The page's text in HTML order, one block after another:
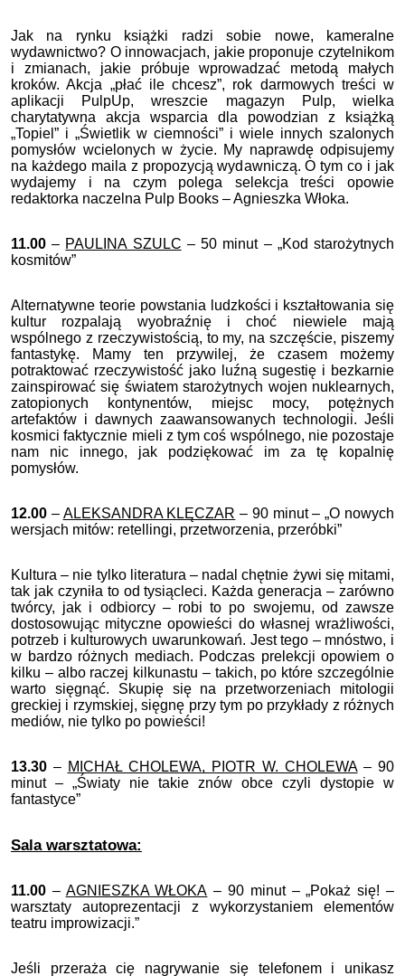
Jak na rynku książki radzi sobie nowe, kameralne
wydawnictwo? O innowacjach, jakie proponuje czytelnikom
i zmianach, jakie próbuje wprowadzać metodą małych
kroków. Akcja „płać ile chcesz”, rok darmowych treści w
aplikacji PulpUp, wreszcie magazyn Pulp, wielka
charytatywna akcja wsparcia dla powodzian z książką
„Topiel” i „Świetlik w ciemności” i wiele innych szalonych
pomysłów wcielonych w życie. My naprawdę odpisujemy
na każdego maila z propozycją wydawniczą. O tym co i jak
wydajemy i na czym polega selekcja treści opowie
redaktorka naczelna Pulp Books – Agnieszka Włoka.
11.00 – PAULINA SZULC – 50 minut – „Kod starożytnych
kosmitów”
Alternatywne teorie powstania ludzkości i kształtowania się
kultur rozpalają wyobraźnię i choć niewiele mają
wspólnego z rzeczywistością, to my, na szczęście, piszemy
fantastykę. Mamy ten przywilej, że czasem możemy
potraktować rzeczywistość jako luźną sugestię i bezkarnie
zainspirować się światem starożytnych wojen nuklearnych,
zatopionych kontynentów, miejsc mocy, potężnych
artefaktów i dawnych zaawansowanych technologii. Jeśli
kosmici faktycznie mieli z tym coś wspólnego, nie pozostaje
nam nic innego, jak podziękować im za tę kopalnię
pomysłów.
12.00 – ALEKSANDRA KLĘCZAR – 90 minut – „O nowych
wersjach mitów: retellingi, przetworzenia, przeróbki”
Kultura – nie tylko literatura – nadal chętnie żywi się mitami,
tak jak czyniła to od tysiącleci. Każda generacja – zarówno
twórcy, jak i odbiorcy – robi to po swojemu, od zawsze
dostosowując mityczne opowieści do własnej wrażliwości,
potrzeb i kulturowych uwarunkowań. Jest tego – mnóstwo, i
w bardzo różnych mediach. Podczas prelekcji opowiem o
kilku – albo raczej kilkunastu – takich, po które szczególnie
warto sięgnąć. Skupię się na przetworzeniach mitologii
greckiej i rzymskiej, sięgnę przy tym po przykłady z różnych
mediów, nie tylko po powieści!
13.30 – MICHAŁ CHOLEWA, PIOTR W. CHOLEWA– 90
minut – „Światy nie takie znów obce czyli dystopie w
fantastyce”
Sala warsztatowa:
11.00 – AGNIESZKA WŁOKA – 90 minut – „Pokaż się! –
warsztaty autoprezentacji z wykorzystaniem elementów
teatru improwizacji.”
Jeśli przeraża cię nagrywanie się telefonem i unikasz